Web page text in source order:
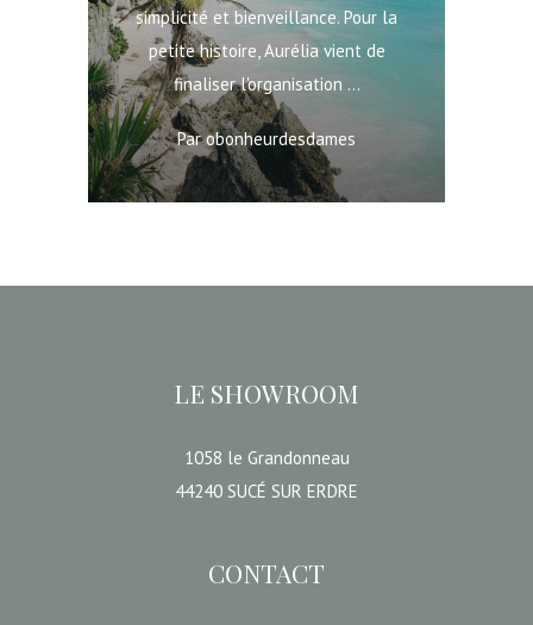
simplicité et bienveillance. Pour la
petite histoire, Aurélia vient de
finaliser l'organisation
Parobonheurdesdames
LE SHOWROOM
1058 le Grandonneau
44240 SUCÉ SUR ERDRE
CONTACT